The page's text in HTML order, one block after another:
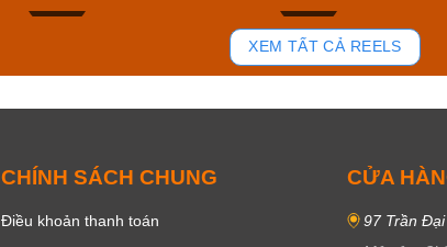
44
XEM TẤT CẢ REELS
CHÍNH SÁCH CHUNG
Điều khoản thanh toán
CỬA
97 Trần Đại